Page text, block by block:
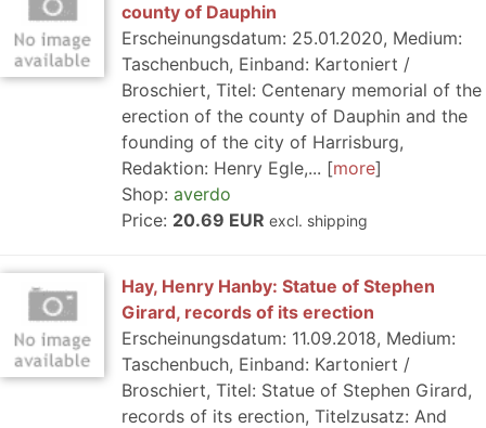
county of Dauphin
Erscheinungsdatum: 25.01.2020, Medium:
Taschenbuch, Einband: Kartoniert /
Broschiert, Titel: Centenary memorial of the
erection of the county of Dauphin and the
founding of the city of Harrisburg,
Redaktion: Henry Egle,...
more
Shop: averdo
Price: 20.69 EUR excl. shipping
Hay, Henry Hanby: Statue of Stephen
Girard, records of its erection
Erscheinungsdatum: 11.09.2018, Medium:
Taschenbuch, Einband: Kartoniert /
Broschiert, Titel: Statue of Stephen Girard,
records of its erection, Titelzusatz: And